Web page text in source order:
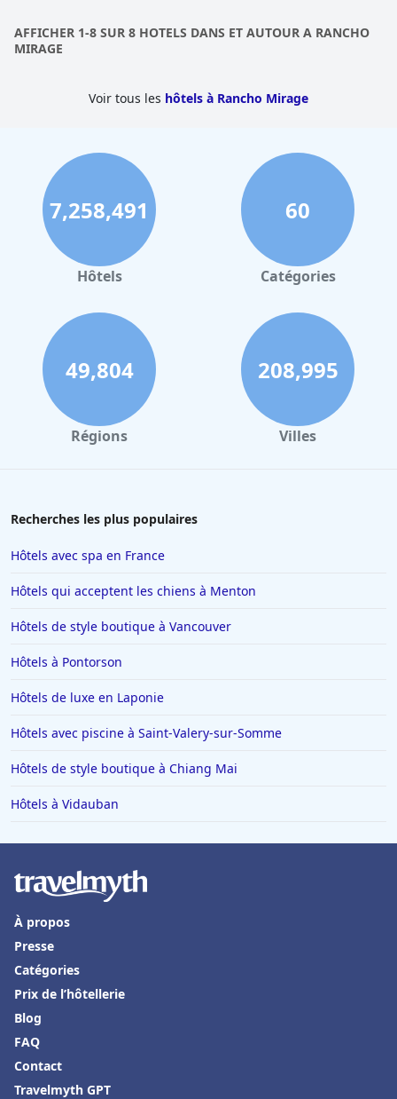
souhaitiez simplement vous amuser dans l'eau, cette piscine
avec ses deux toboggans aquatiques ne manquera pas
AFFICHER 1-8 SUR 8 HOTELS DANS ET AUTOUR A RANCHO
MIRAGE
Voir tous les hôtels à Rancho Mirage
7,258,491
Hôtels
60
Catégories
49,804
Régions
208,995
Villes
Recherches les plus populaires
Hôtels avec spa en France
Hôtels qui acceptent les chiens à Menton
Hôtels de style boutique à Vancouver
Hôtels à Pontorson
Hôtels de luxe en Laponie
Hôtels avec piscine à Saint-Valery-sur-Somme
Hôtels de style boutique à Chiang Mai
Hôtels à Vidauban
À propos
Presse
Catégories
Prix de l’hôtellerie
Blog
FAQ
Contact
Travelmyth GPT